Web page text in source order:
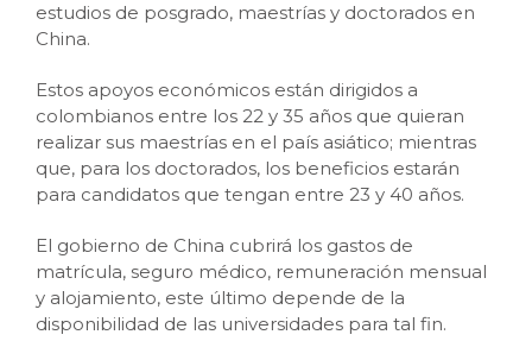
estudios de posgrado, maestrías y doctorados en
China.
Estos apoyos económicos están dirigidos a
colombianos entre los 22 y 35 años que quieran
realizar sus maestrías en el país asiático; mientras
que, para los doctorados, los beneficios estarán
para candidatos que tengan entre 23 y 40 años.
El gobierno de China cubrirá los gastos de
matrícula, seguro médico, remuneración mensual
y alojamiento, este último depende de la
disponibilidad de las universidades para tal fin.